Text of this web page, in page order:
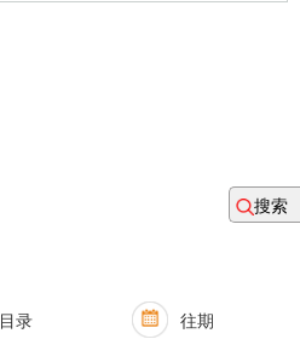
目录 往期
搜索